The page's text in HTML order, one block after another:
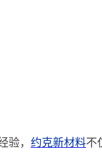
验， 约克新材料不